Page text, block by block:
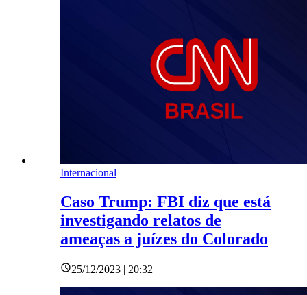
Internacional
Caso Trump: FBI diz que está
investigando relatos de
ameaças a juízes do Colorado
25/12/2023 | 20:32